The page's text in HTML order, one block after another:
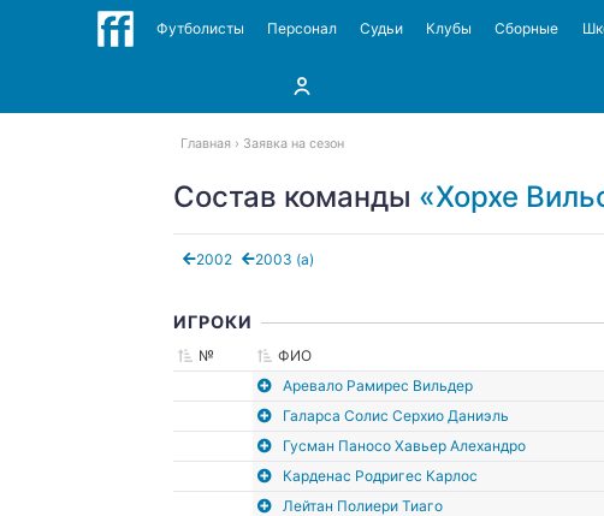
Футболисты Персонал Судьи Клубы Сборные
Главная Заявка на сезон
Состав команды «Хорхе
2002 2003 (а)
ИГРОКИ
№ ФИО
Аревало Рамирес Вильдер
Галарса Солис Серхио Даниэль
Гусман Паносо Хавьер Алехандро
Карденас Родригес Карлос
Лейтан Полиери Тиаго